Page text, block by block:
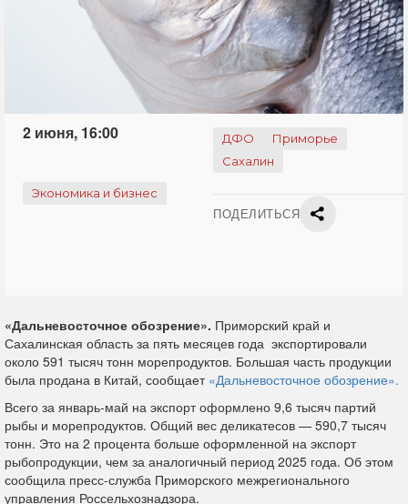
2 июня, 16:00 ДФО
Приморье
Сахалин
Экономика и бизнес
ПОДЕЛИТЬСЯ
«Дальневосточное обозрение». Приморский край и
Сахалинская область за пять месяцев года экспортировали
около 591 тысяч тонн морепродуктов. Большая часть продукции
была продана в Китай, сообщает «Дальневосточное обозрение».
Всего за январь-май на экспорт оформлено 9,6 тысяч партий
рыбы и морепродуктов. Общий вес деликатесов — 590,7 тысяч
тонн. Это на 2 процента больше оформленной на экспорт
рыбопродукции, чем за аналогичный период 2025 года. Об этом
сообщила пресс-служба Приморского межрегионального
управления Россельхознадзора.